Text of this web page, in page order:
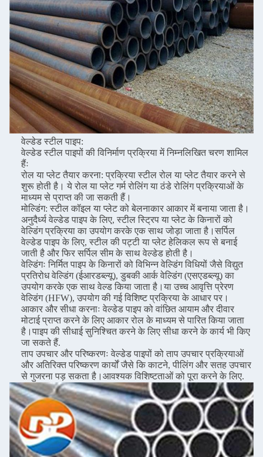
वेल्डेड स्टील पाइप:
वेल्डेड स्टील पाइपों की विनिर्माण प्रक्रिया में निम्नलिखित चरण शामिल
हैंः
रोल या प्लेट तैयार करना: प्रक्रिया स्टील रोल या प्लेट तैयार करने से
शुरू होती है। ये रोल या प्लेट गर्म रोलिंग या ठंडे रोलिंग प्रक्रियाओं के
माध्यम से प्राप्त की जा सकती हैं।
मोल्डिंग: स्टील कॉइल या प्लेट को बेलनाकार आकार में बनाया जाता है।
अनुदैर्ध्य वेल्डेड पाइप के लिए, स्टील स्ट्रिप या प्लेट के किनारों को
वेल्डिंग प्रक्रिया का उपयोग करके एक साथ जोड़ा जाता है।सर्पिल
वेल्डेड पाइप के लिए, स्टील की पट्टी या प्लेट हेलिकल रूप से बनाई
जाती है और फिर सर्पिल सीम के साथ वेल्डेड होती है।
वेल्डिंगः निर्मित पाइप के किनारों को विभिन्न वेल्डिंग विधियों जैसे विद्युत
प्रतिरोध वेल्डिंग (ईआरडब्ल्यू), डुबकी आर्क वेल्डिंग (एसएडब्ल्यू) का
उपयोग करके एक साथ वेल्ड किया जाता है।या उच्च आवृत्ति प्रेरण
वेल्डिंग (HFW), उपयोग की गई विशिष्ट प्रक्रिया के आधार पर।
आकार और सीधा करनाः वेल्डेड पाइप को वांछित आयाम और दीवार
मोटाई प्राप्त करने के लिए आकार रोल के माध्यम से पारित किया जाता
है।पाइप की सीधाई सुनिश्चित करने के लिए सीधा करने के कार्य भी किए
जा सकते हैं.
ताप उपचार और परिष्करणः वेल्डेड पाइपों को ताप उपचार प्रक्रियाओं
और अतिरिक्त परिष्करण कार्यों जैसे कि काटने, पीलिंग और सतह उपचार
से गुजरना पड़ सकता है।आवश्यक विशिष्टताओं को पूरा करने के लिए.